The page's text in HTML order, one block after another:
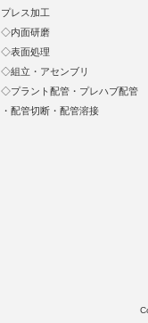
プレス加工
◇内面研磨
◇表面処理
◇組立・アセンブリ
◇プラント配管・プレハブ配管
・配管切断・配管溶接